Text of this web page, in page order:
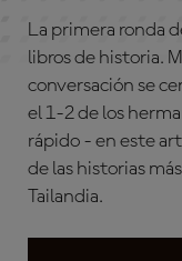
La primera ronda
libros de historia.
conversación se
el 1-2 de los
rápido - en este
de las historias
Tailandia.